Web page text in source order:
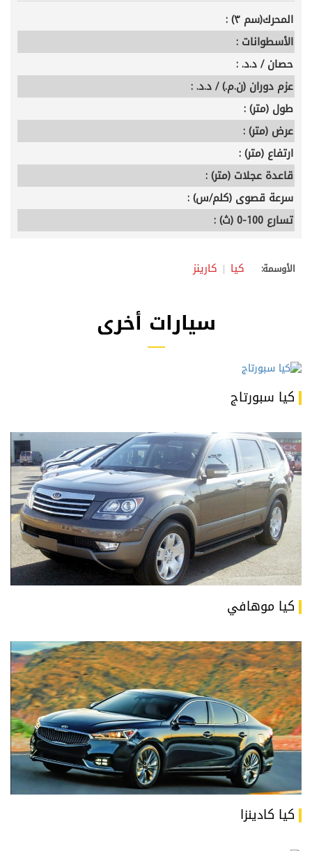
المحرك(سم ٣) :
الأسطوانات :
حصان / د.د. :
عزم دوران (ن.م.) / د.د. :
طول (متر) :
عرض (متر) :
ارتفاع (متر) :
قاعدة عجلات (متر) :
سرعة قصوى (كلم/س) :
تسارع 100-0 (ث) :
الأوسمة: كيا كارينز
سيارات أخرى
كيا سبورتاج
كيا موهافي
كيا كادينزا